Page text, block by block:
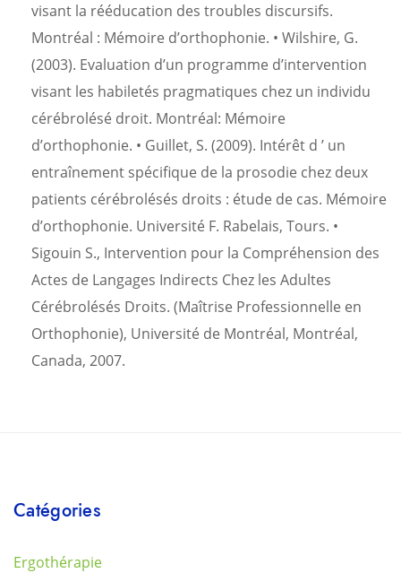
visant la rééducation des troubles discursifs.
Montréal : Mémoire d’orthophonie. • Wilshire, G.
(2003). Evaluation d’un programme d’intervention
visant les habiletés pragmatiques chez un individu
cérébrolésé droit. Montréal: Mémoire
d’orthophonie. • Guillet, S. (2009). Intérêt d ’ un
entraînement spécifique de la prosodie chez deux
patients cérébrolésés droits : étude de cas. Mémoire
d’orthophonie. Université F. Rabelais, Tours. •
Sigouin S., Intervention pour la Compréhension des
Actes de Langages Indirects Chez les Adultes
Cérébrolésés Droits. (Maîtrise Professionnelle en
Orthophonie), Université de Montréal, Montréal,
Canada, 2007.
Catégories
Ergothérapie